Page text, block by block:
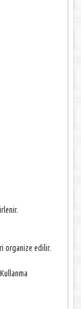
organize edilir.